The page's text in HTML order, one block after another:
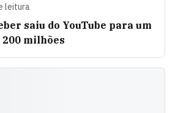
leitura
saiu do YouTube para um
milhões